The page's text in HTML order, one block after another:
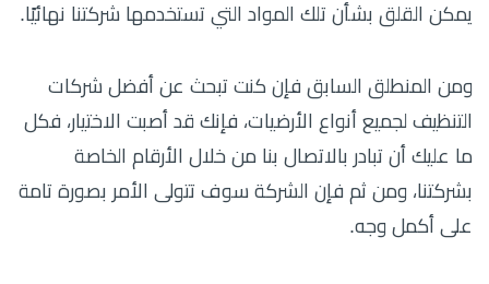
يمكن القلق بشأن تلك المواد التي تستخدمها شركتنا نهائيًا.
ومن المنطلق السابق فإن كنت تبحث عن أفضل شركات
التنظيف لجميع أنواع الأرضيات، فإنك قد أصبت الاختيار، فكل
ما عليك أن تبادر بالاتصال بنا من خلال الأرقام الخاصة
بشركتنا، ومن ثم فإن الشركة سوف تتولى الأمر بصورة تامة
على أكمل وجه.